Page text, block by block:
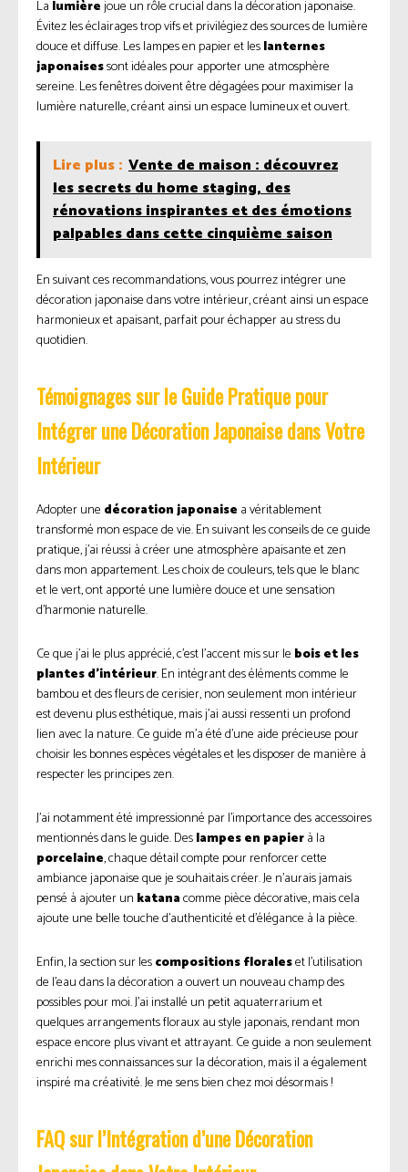
La lumièrejoue un rôle crucial dans la décoration japonaise.
Évitez les éclairages trop vifs et privilégiez des sources de lumière
douce et diffuse. Les lampes en papier et leslanternes
japonaisessont idéales pour apporter une atmosphère
sereine. Les fenêtres doivent être dégagées pour maximiser la
lumière naturelle, créant ainsi un espace lumineux et ouvert.
Lire plus : Vente de maison : découvrez
les secrets du home staging, des
rénovations inspirantes et des émotions
palpables dans cette cinquième saison
En suivant ces recommandations, vous pourrez intégrer une
décoration japonaise dans votre intérieur, créant ainsi un espace
harmonieux et apaisant, parfait pour échapper au stress du
quotidien.
Témoignages sur le Guide Pratique pour
Intégrer une Décoration Japonaise dans Votre
Intérieur
Adopter une décoration japonaise a véritablement
transformé mon espace de vie. En suivant les conseils de ce guide
pratique, j’ai réussi à créer une atmosphère apaisante et zen
dans mon appartement. Les choix de couleurs, tels que le blanc
et le vert, ont apporté une lumière douce et une sensation
d’harmonie naturelle.
Ce que j’ai le plus apprécié, c’est l’accent mis sur le bois et les
plantes d’intérieur. En intégrant des éléments comme le
bambou et des fleurs de cerisier, non seulement mon intérieur
est devenu plus esthétique, mais j’ai aussi ressenti un profond
lien avec la nature. Ce guide m’a été d’une aide précieuse pour
choisir les bonnes espèces végétales et les disposer de manière à
respecter les principes zen.
J’ai notamment été impressionné par l’importance des accessoires
mentionnés dans le guide. Deslampes en papierà la
porcelaine, chaque détail compte pour renforcer cette
ambiance japonaise que je souhaitais créer. Je n’aurais jamais
pensé à ajouter un katanacomme pièce décorative, mais cela
ajoute une belle touche d’authenticité et d’élégance à la pièce.
Enfin, la section sur lescompositions floraleset l’utilisation
de l’eau dans la décoration a ouvert un nouveau champ des
possibles pour moi. J’ai installé un petit aquaterrarium et
quelques arrangements floraux au style japonais, rendant mon
espace encore plus vivant et attrayant. Ce guide a non seulement
enrichi mes connaissances sur la décoration, mais il a également
inspiré ma créativité. Je me sens bien chez moi désormais !
FAQ sur l’Intégration d’une Décoration